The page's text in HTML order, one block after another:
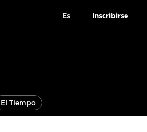
Es Inscribirse
El Tiempo